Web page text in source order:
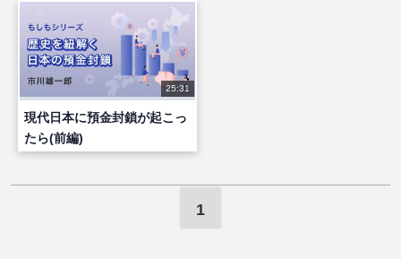
25:31
現代日本に預金封鎖が起こっ
たら(前編)
1